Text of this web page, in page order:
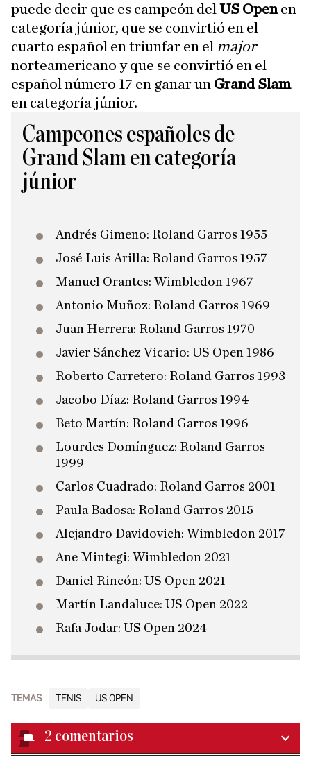
puede decir que es campeón del US Openen
categoría júnior, que se convirtió en el
cuarto español en triunfar en el major
norteamericano y que se convirtió en el
español número 17 en ganar un Grand Slam
en categoría júnior.
Campeones españoles de
Grand Slam en categoría
júnior
Andrés Gimeno: Roland Garros 1955
​José Luis Arilla: Roland Garros 1957
Manuel Orantes: Wimbledon 1967
Antonio Muñoz: Roland Garros 1969
Juan Herrera: Roland Garros 1970
Javier Sánchez Vicario: US Open 1986
Roberto Carretero: Roland Garros 1993
Jacobo Díaz: Roland Garros 1994
Beto Martín: Roland Garros 1996
Lourdes Domínguez: Roland Garros
1999
Carlos Cuadrado: Roland Garros 2001
Paula Badosa: Roland Garros 2015
Alejandro Davidovich: Wimbledon 2017
Ane Mintegi: Wimbledon 2021
Daniel Rincón: US Open 2021
Martín Landaluce: US Open 2022
Rafa Jodar: US Open 2024
TEMAS TENIS US OPEN
2 comentarios